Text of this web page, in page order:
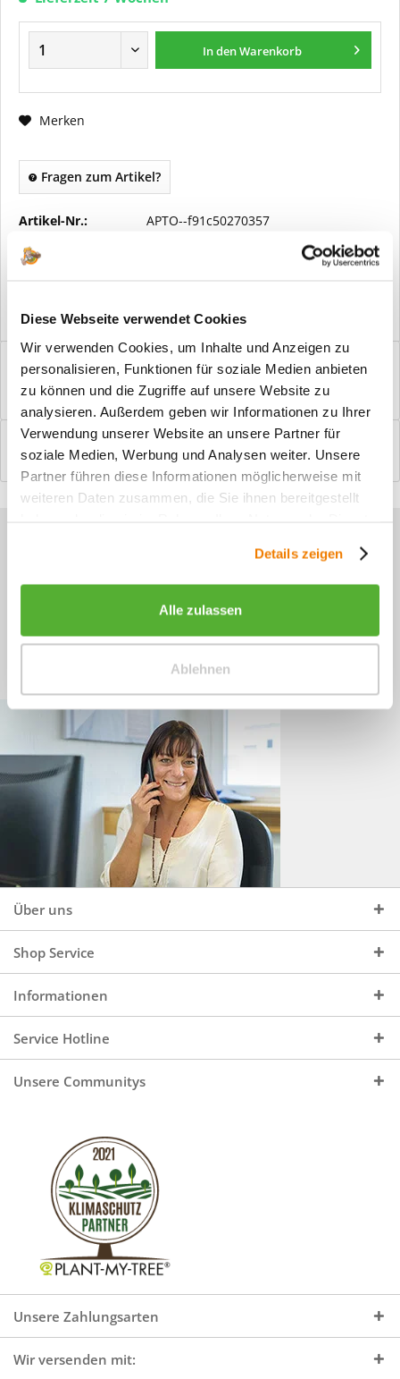
Diese Webseite verwendet Cookies
Wir verwenden Cookies, um Inhalte und Anzeigen zu
personalisieren, Funktionen für soziale Medien anbieten
zu können und die Zugriffe auf unsere Website zu
analysieren. Außerdem geben wir Informationen zu Ihrer
Verwendung unserer Website an unsere Partner für
soziale Medien, Werbung und Analysen weiter. Unsere
Partner führen diese Informationen möglicherweise mit
weiteren Daten zusammen, die Sie ihnen bereitgestellt
Details zeigen
Alle zulassen
Ablehnen
In denWarenkorb
Merken
Fragen zum Artikel?
Artikel-Nr.: APTO--f91c50270357
Vorteile
Windfangelemente online am Bildschirm konfigurieren und
einbaufertig bestellen. In wenigen...
Bewertungen
0
Bewertungen lesen, schreiben und diskutieren...mehr
Sie haben Fragen zu unseren
+49 (0)4244 965 34 04
Mo - Do, 09:00 - 16:00 Uhr
und Fr, 09:00 - 13:00 Uhr
Über uns
Shop Service
Informationen
Service Hotline
Unsere Communitys
Unsere Zahlungsarten
Wir versenden mit: